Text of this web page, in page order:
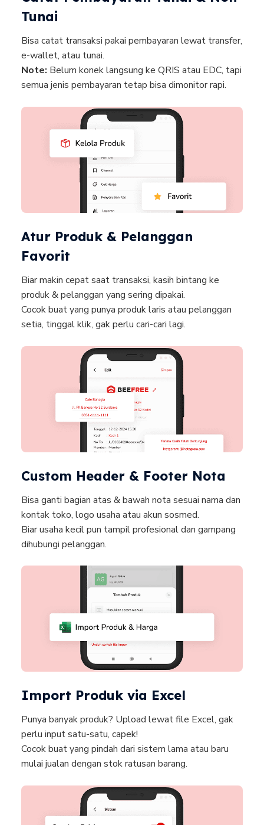
Tunai
Bisa catat transaksi pakai pembayaran lewat transfer,
e-wallet, atau tunai.
Note: Belum konek langsung ke QRIS atau EDC, tapi
semua jenis pembayaran tetap bisa dimonitor rapi.
Atur Produk & Pelanggan
Favorit
Biar makin cepat saat transaksi, kasih bintang ke
produk & pelanggan yang sering dipakai.
Cocok buat yang punya produk laris atau pelanggan
setia, tinggal klik, gak perlu cari-cari lagi.
Custom Header & Footer Nota
Bisa ganti bagian atas & bawah nota sesuai nama dan
kontak toko, logo usaha atau akun sosmed.
Biar usaha kecil pun tampil profesional dan gampang
dihubungi pelanggan.
Import Produk via Excel
Punya banyak produk? Upload lewat file Excel, gak
perlu input satu-satu, capek!
Cocok buat yang pindah dari sistem lama atau baru
mulai jualan dengan stok ratusan barang.